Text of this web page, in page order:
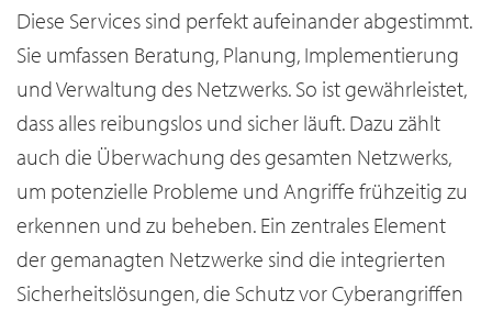
Diese Services sind perfekt aufeinander abgestimmt.
Sie umfassen Beratung, Planung, Implementierung
und Verwaltung des Netzwerks. So ist gewährleistet,
dass alles reibungslos und sicher läuft. Dazu zählt
auch die Überwachung des gesamten Netzwerks,
um potenzielle Probleme und Angriffe frühzeitig zu
erkennen und zu beheben. Ein zentrales Element
der gemanagten Netzwerke sind die integrierten
Sicherheitslösungen, die Schutz vor Cyberangriffen